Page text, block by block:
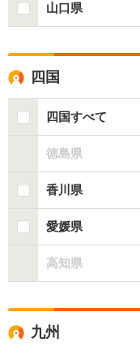
山口県
四国
四国すべて
徳島県
香川県
愛媛県
高知県
九州